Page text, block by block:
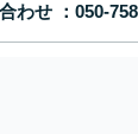
わせ